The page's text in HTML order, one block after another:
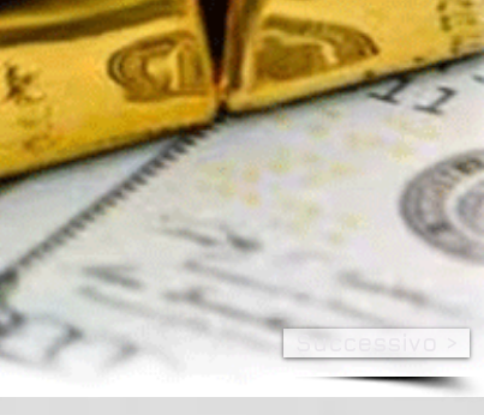
Successivo >